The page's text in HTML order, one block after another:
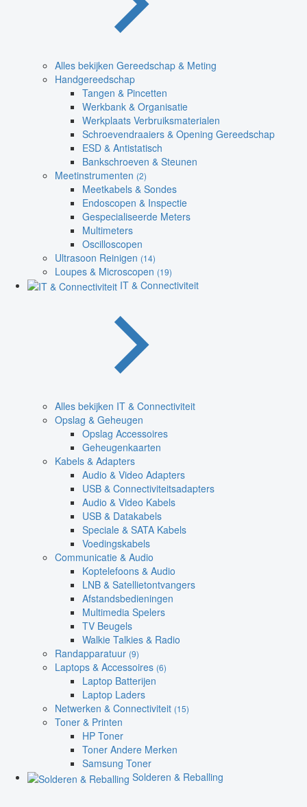
Alles bekijken Gereedschap & Meting
Handgereedschap
Tangen & Pincetten
Werkbank & Organisatie
Werkplaats Verbruiksmaterialen
Schroevendraaiers & Opening Gereedschap
ESD & Antistatisch
Bankschroeven & Steunen
Meetinstrumenten (2)
Meetkabels & Sondes
Endoscopen & Inspectie
Gespecialiseerde Meters
Multimeters
Oscilloscopen
Ultrasoon Reinigen (14)
Loupes & Microscopen (19)
IT & Connectiviteit
Alles bekijken IT & Connectiviteit
Opslag & Geheugen
Opslag Accessoires
Geheugenkaarten
Kabels & Adapters
Audio & Video Adapters
USB & Connectiviteitsadapters
Audio & Video Kabels
USB & Datakabels
Speciale & SATA Kabels
Voedingskabels
Communicatie & Audio
Koptelefoons & Audio
LNB & Satellietontvangers
Afstandsbedieningen
Multimedia Spelers
TV Beugels
Walkie Talkies & Radio
Randapparatuur (9)
Laptops & Accessoires (6)
Laptop Batterijen
Laptop Laders
Netwerken & Connectiviteit (15)
Toner & Printen
HP Toner
Toner Andere Merken
Samsung Toner
Solderen & Reballing